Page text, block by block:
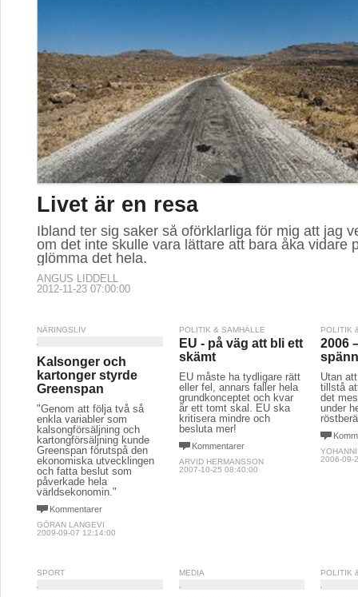
Livet är en resa
Ibland ter sig saker så oförklarliga för mig att jag
om det inte skulle vara lättare att bara åka vidare
glömma det hela.
ANGUS LIDDELL
2012-11-23 07:00:00
NÄRINGSLIV
Kalsonger och
kartonger styrde
Greenspan
"Genom att följa två så
enkla variabler som
kalsongförsäljning och
kartongförsäljning kunde
Greenspan förutspå den
ekonomiska utvecklingen
och fatta beslut som
påverkade hela
världsekonomin."
Kommentarer
GÖRAN LANGEVI
2009-09-07 12:14:00
POLITIK & SAMHÄLLE
EU - på väg att bli ett
skämt
EU måste ha tydligare rätt
eller fel, annars faller hela
grundkonceptet och kvar
är ett tomt skal. EU ska
kritisera mindre och
besluta mer!
Kommentarer
ARVID HERMANSSON
2007-10-25 08:40:00
POLITIK
2006
Utan
tillstå
det
under
2006-09-
SPORT MEDIA POLITIK